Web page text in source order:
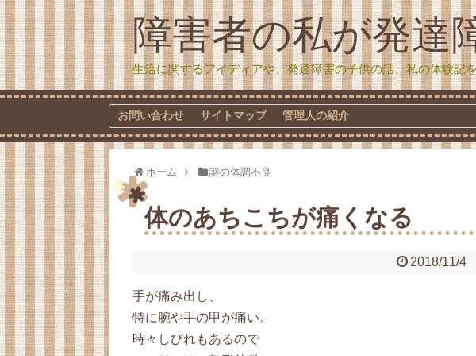
障害者の私が発達
生活に関するアイディアや、発達障害の子供の話、私の体験記
お問い合わせ サイトマップ 管理人の紹介
ホーム 謎の体調不良
体のあちこちが痛くなる
2018/11/4
手が痛み出し、
特に腕や手の甲が痛い。
時々しびれもあるので